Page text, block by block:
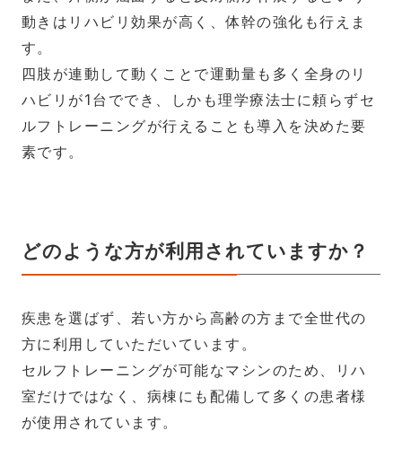
動きはリハビリ効果が高く、体幹の強化も行えま
す。
四肢が連動して動くことで運動量も多く全身のリ
ハビリが1台ででき、しかも理学療法士に頼らずセ
ルフトレーニングが行えることも導入を決めた要
素です。
どのような方が利用されていますか？
疾患を選ばず、若い方から高齢の方まで全世代の
方に利用していただいています。
セルフトレーニングが可能なマシンのため、リハ
室だけではなく、病棟にも配備して多くの患者様
が使用されています。